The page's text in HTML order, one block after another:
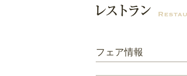
フェア情報